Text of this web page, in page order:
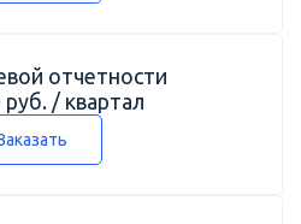
отчетности
/ квартал